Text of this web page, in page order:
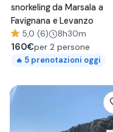
snorkeling da Marsala a
Favignana e Levanzo
5,0 (6) 8h30m
160€per 2 persone
🔥 5 prenotazioni oggi